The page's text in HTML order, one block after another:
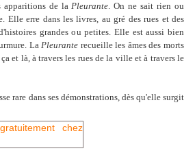
apparitions de laPleurante. On ne sait rien ou
Elle erre dans les livres, au gré des rues et des
grandes ou petites. Elle est aussi bien
LaPleurante recueille les âmes des morts
et là, à travers les rues de la ville et à travers le
rare dans ses démonstrations, dès qu'elle surgit